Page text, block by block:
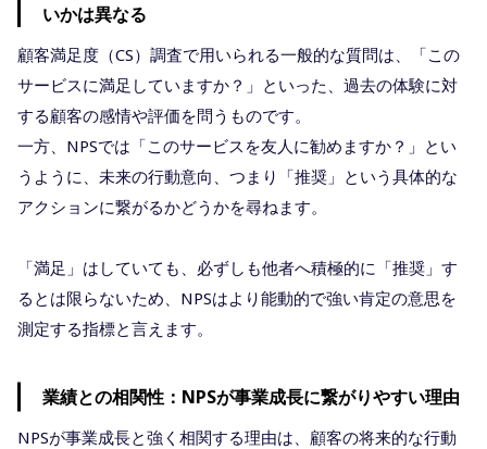
いかは異なる
顧客満足度（CS）調査で用いられる一般的な質問は、「この
サービスに満足していますか？」といった、過去の体験に対
する顧客の感情や評価を問うものです。
一方、NPSでは「このサービスを友人に勧めますか？」とい
うように、未来の行動意向、つまり「推奨」という具体的な
アクションに繋がるかどうかを尋ねます。
「満足」はしていても、必ずしも他者へ積極的に「推奨」す
るとは限らないため、NPSはより能動的で強い肯定の意思を
測定する指標と言えます。
業績との相関性：NPSが事業成長に繋がりやすい理由
NPSが事業成長と強く相関する理由は、顧客の将来的な行動